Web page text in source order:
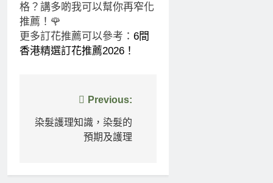
格？講多啲我可以幫你再窄化
推薦！🌹
更多訂花推薦可以參考： 6間
香港精選訂花推薦2026！
章
Previous:
染髮護理知識，染髮的
預期及護理